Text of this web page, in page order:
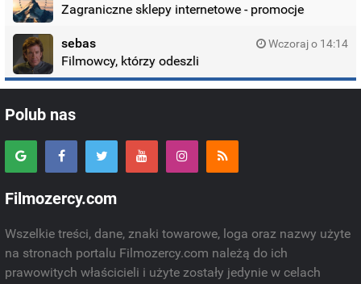
Zagraniczne sklepy internetowe - promocje
sebas Wczoraj o 14:14
Filmowcy, którzy odeszli
Polub nas
Filmozercy.com
Wszelkie treści, dane, znaki towarowe, loga oraz nazwy użyte
na stronach portalu Filmozercy.com należą do ich
prawowitych właścicieli i użyte zostały jedynie w celach